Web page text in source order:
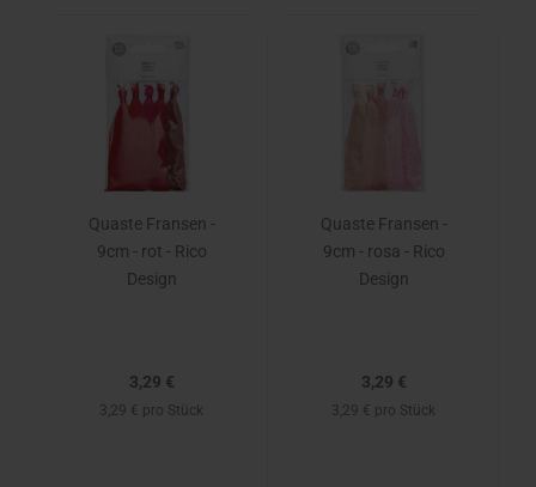
Quaste Fransen -
9cm - rot - Rico
Design
3,29 €
3,29 € pro Stück
Quaste Fransen -
9cm - rosa - Rico
Design
3,29 €
3,29 € pro Stück